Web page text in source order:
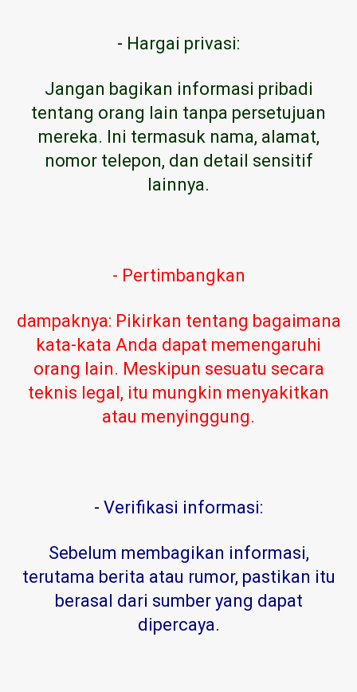
- Hargai privasi:
Jangan bagikan informasi pribadi
tentang orang lain tanpa persetujuan
mereka. Ini termasuk nama, alamat,
nomor telepon, dan detail sensitif
lainnya.
- Pertimbangkan
dampaknya: Pikirkan tentang bagaimana
kata-kata Anda dapat memengaruhi
orang lain. Meskipun sesuatu secara
teknis legal, itu mungkin menyakitkan
atau menyinggung.
- Verifikasi informasi:
Sebelum membagikan informasi,
terutama berita atau rumor, pastikan itu
berasal dari sumber yang dapat
dipercaya.